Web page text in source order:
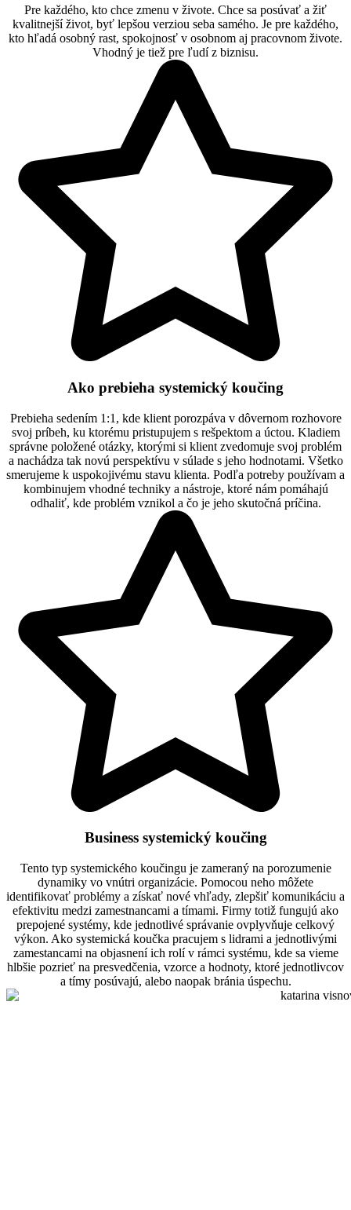
Pre každého, kto chce zmenu v živote. Chce sa posúvať a žiť
kvalitnejší život, byť lepšou verziou seba samého. Je pre každého,
kto hľadá osobný rast, spokojnosť v osobnom aj pracovnom živote.
Vhodný je tiež pre ľudí z biznisu.
Ako prebieha systemický koučing
Prebieha sedením 1:1, kde klient porozpáva v dôvernom rozhovore
svoj príbeh, ku ktorému pristupujem s rešpektom a úctou. Kladiem
správne položené otázky, ktorými si klient zvedomuje svoj problém
a nachádza tak novú perspektívu v súlade s jeho hodnotami. Všetko
smerujeme k uspokojivému stavu klienta. Podľa potreby používam a
kombinujem vhodné techniky a nástroje, ktoré nám pomáhajú
odhaliť, kde problém vznikol a čo je jeho skutočná príčina.
Business systemický koučing
Tento typ systemického koučingu je zameraný na porozumenie
dynamiky vo vnútri organizácie. Pomocou neho môžete
identifikovať problémy a získať nové vhľady, zlepšiť komunikáciu a
efektivitu medzi zamestnancami a tímami. Firmy totiž fungujú ako
prepojené systémy, kde jednotlivé správanie ovplyvňuje celkový
výkon. Ako systemická koučka pracujem s lidrami a jednotlivými
zamestancami na objasnení ich rolí v rámci systému, kde sa vieme
hlbšie pozrieť na presvedčenia, vzorce a hodnoty, ktoré jednotlivcov
a tímy posúvajú, alebo naopak bránia úspechu.